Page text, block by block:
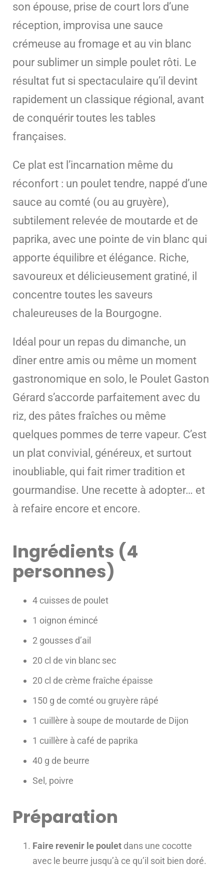
son épouse, prise de court lors d’une
réception, improvisa une sauce
crémeuse au fromage et au vin blanc
pour sublimer un simple poulet rôti. Le
résultat fut si spectaculaire qu’il devint
rapidement un classique régional, avant
de conquérir toutes les tables
françaises.
Ce plat est l’incarnation même du
réconfort : un poulet tendre, nappé d’une
sauce au comté (ou au gruyère),
subtilement relevée de moutarde et de
paprika, avec une pointe de vin blanc qui
apporte équilibre et élégance. Riche,
savoureux et délicieusement gratiné, il
concentre toutes les saveurs
chaleureuses de la Bourgogne.
Idéal pour un repas du dimanche, un
dîner entre amis ou même un moment
gastronomique en solo, le Poulet Gaston
Gérard s’accorde parfaitement avec du
riz, des pâtes fraîches ou même
quelques pommes de terre vapeur. C’est
un plat convivial, généreux, et surtout
inoubliable, qui fait rimer tradition et
gourmandise. Une recette à adopter… et
à refaire encore et encore.
Ingrédients (4
personnes)
4 cuisses de poulet
1 oignon émincé
2 gousses d’ail
20 cl de vin blanc sec
20 cl de crème fraîche épaisse
150 g de comté ou gruyère râpé
1 cuillère à soupe de moutarde de Dijon
1 cuillère à café de paprika
40 g de beurre
Sel, poivre
Préparation
Faire revenir le poulet dans une cocotte
avec le beurre jusqu’à ce qu’il soit bien doré.